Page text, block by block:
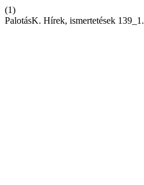
(1)
PalotásK. Hírek, ismertetések 139_1.